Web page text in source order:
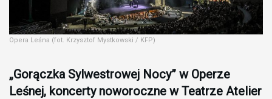
Opera Leśna (fot. Krzysztof Mystkowski / KFP)
„Gorączka Sylwestrowej Nocy” w Operze
Leśnej, koncerty noworoczne w Teatrze Atelier